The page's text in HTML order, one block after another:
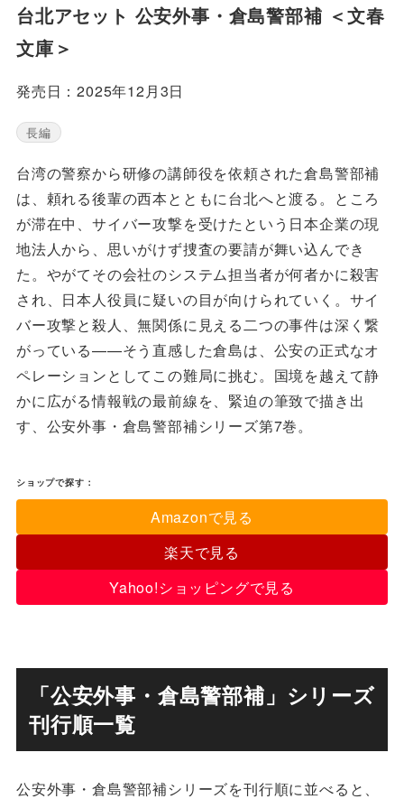
台北アセット 公安外事・倉島警部補 ＜文春
文庫＞
発売日：2025年12月3日
長編
台湾の警察から研修の講師役を依頼された倉島警部補
は、頼れる後輩の西本とともに台北へと渡る。ところ
が滞在中、サイバー攻撃を受けたという日本企業の現
地法人から、思いがけず捜査の要請が舞い込んでき
た。やがてその会社のシステム担当者が何者かに殺害
され、日本人役員に疑いの目が向けられていく。サイ
バー攻撃と殺人、無関係に見える二つの事件は深く繋
がっている——そう直感した倉島は、公安の正式なオ
ペレーションとしてこの難局に挑む。国境を越えて静
かに広がる情報戦の最前線を、緊迫の筆致で描き出
す、公安外事・倉島警部補シリーズ第7巻。
ショップで探す：
Amazonで見る
楽天で見る
Yahoo!ショッピングで見る
「公安外事・倉島警部補」シリーズ
刊行順一覧
公安外事・倉島警部補シリーズを刊行順に並べると、